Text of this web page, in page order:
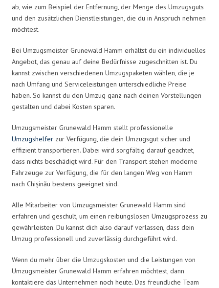
ab, wie zum Beispiel der Entfernung, der Menge des Umzugsguts
und den zusätzlichen Dienstleistungen, die du in Anspruch nehmen
möchtest.
Bei Umzugsmeister Grunewald Hamm erhältst du ein individuelles
Angebot, das genau auf deine Bedürfnisse zugeschnitten ist. Du
kannst zwischen verschiedenen Umzugspaketen wählen, die je
nach Umfang und Serviceleistungen unterschiedliche Preise
haben. So kannst du den Umzug ganz nach deinen Vorstellungen
gestalten und dabei Kosten sparen.
Umzugsmeister Grunewald Hamm stellt professionelle
Umzugshelfer zur Verfügung, die dein Umzugsgut sicher und
effizient transportieren. Dabei wird sorgfältig darauf geachtet,
dass nichts beschädigt wird. Für den Transport stehen moderne
Fahrzeuge zur Verfügung, die für den langen Weg von Hamm
nach Chișinău bestens geeignet sind.
Alle Mitarbeiter von Umzugsmeister Grunewald Hamm sind
erfahren und geschult, um einen reibungslosen Umzugsprozess zu
gewährleisten. Du kannst dich also darauf verlassen, dass dein
Umzug professionell und zuverlässig durchgeführt wird.
Wenn du mehr über die Umzugskosten und die Leistungen von
Umzugsmeister Grunewald Hamm erfahren möchtest, dann
kontaktiere das Unternehmen noch heute. Das freundliche Team